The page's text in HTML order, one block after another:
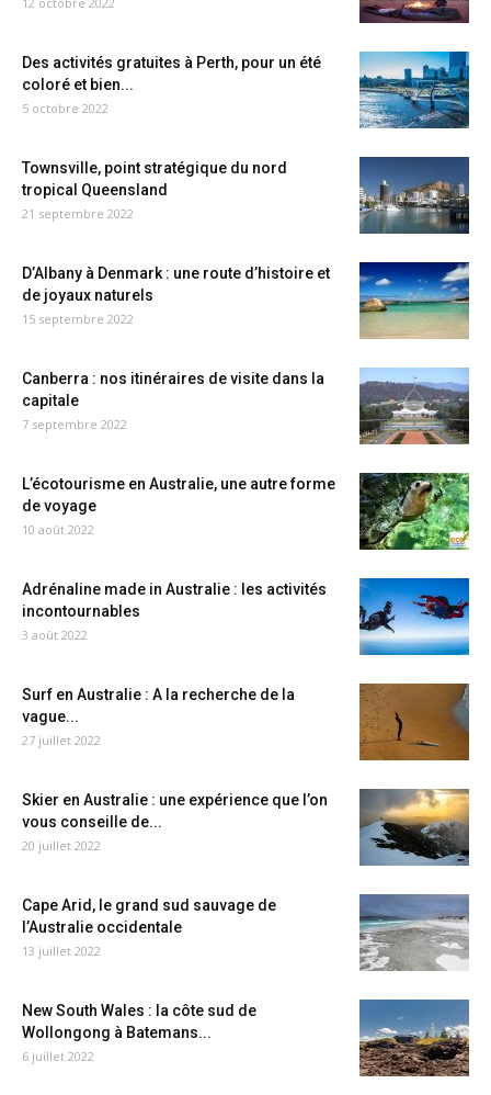
Des activités gratuites à Perth, pour un été
coloré et bien...
5 octobre 2022
Townsville, point stratégique du nord
tropical Queensland
21 septembre 2022
D’Albany à Denmark : une route d’histoire et
de joyaux naturels
15 septembre 2022
Canberra : nos itinéraires de visite dans la
capitale
7 septembre 2022
L’écotourisme en Australie, une autre forme
de voyage
10 août 2022
Adrénaline made in Australie : les activités
incontournables
3 août 2022
Surf en Australie : A la recherche de la
vague...
27 juillet 2022
Skier en Australie : une expérience que l’on
vous conseille de...
20 juillet 2022
Cape Arid, le grand sud sauvage de
l’Australie occidentale
13 juillet 2022
New South Wales : la côte sud de
Wollongong à Batemans...
6 juillet 2022